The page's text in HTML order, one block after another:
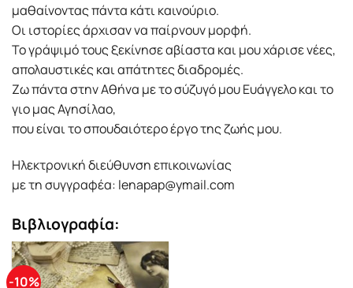
μαθαίνοντας πάντα κάτι καινούριο.
Οι ιστορίες άρχισαν να παίρνουν μορφή.
Το γράψιμό τους ξεκίνησε αβίαστα και μου χάρισε νέες,
απολαυστικές και απάτητες διαδρομές.
Ζω πάντα στην Αθήνα με το σύζυγό μου Ευάγγελο και το
γιο μας Αγησίλαο,
που είναι το σπουδαιότερο έργο της ζωής μου.
Ηλεκτρονική διεύθυνση επικοινωνίας
με τη συγγραφέα: lenapap@ymail.com
Βιβλιογραφία:
-10%